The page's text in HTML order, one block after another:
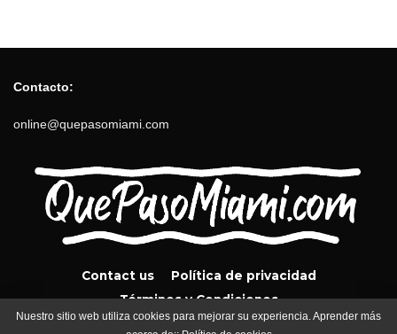
Contacto:
online@quepasomiami.com
Contact us
Política de privacidad
Términos y Condiciones
Nuestro sitio web utiliza cookies para mejorar su experiencia. Aprender más